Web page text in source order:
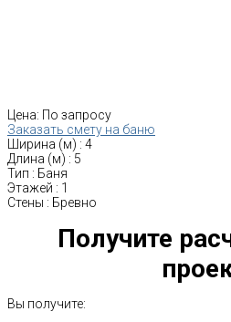
Цена: По запросу
Заказать смету на баню
Ширина (м) : 4
Длина (м) : 5
Тип : Баня
Этажей : 1
Стены : Бревно
Получите
Вы получите: